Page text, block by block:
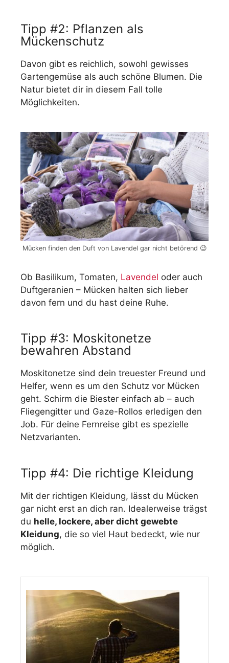
Tipp #2: Pflanzen als
Mückenschutz
Davon gibt es reichlich, sowohl gewisses
Gartengemüse als auch schöne Blumen. Die
Natur bietet dir in diesem Fall tolle
Möglichkeiten.
Mücken finden den Duft von Lavendel gar nicht betörend 😉
Ob Basilikum, Tomaten, Lavendel oder auch
Duftgeranien – Mücken halten sich lieber
davon fern und du hast deine Ruhe.
Tipp #3: Moskitonetze
bewahren Abstand
Moskitonetze sind dein treuester Freund und
Helfer, wenn es um den Schutz vor Mücken
geht. Schirm die Biester einfach ab – auch
Fliegengitter und Gaze-Rollos erledigen den
Job. Für deine Fernreise gibt es spezielle
Netzvarianten.
Tipp #4: Die richtige Kleidung
Mit der richtigen Kleidung, lässt du Mücken
gar nicht erst an dich ran. Idealerweise trägst
du helle, lockere, aber dicht gewebte
Kleidung, die so viel Haut bedeckt, wie nur
möglich.